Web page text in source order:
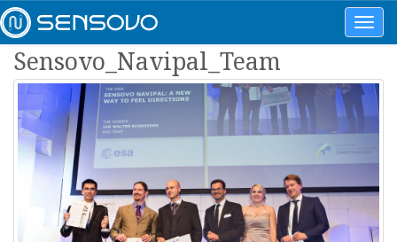
Sensovo_Navipal_Team